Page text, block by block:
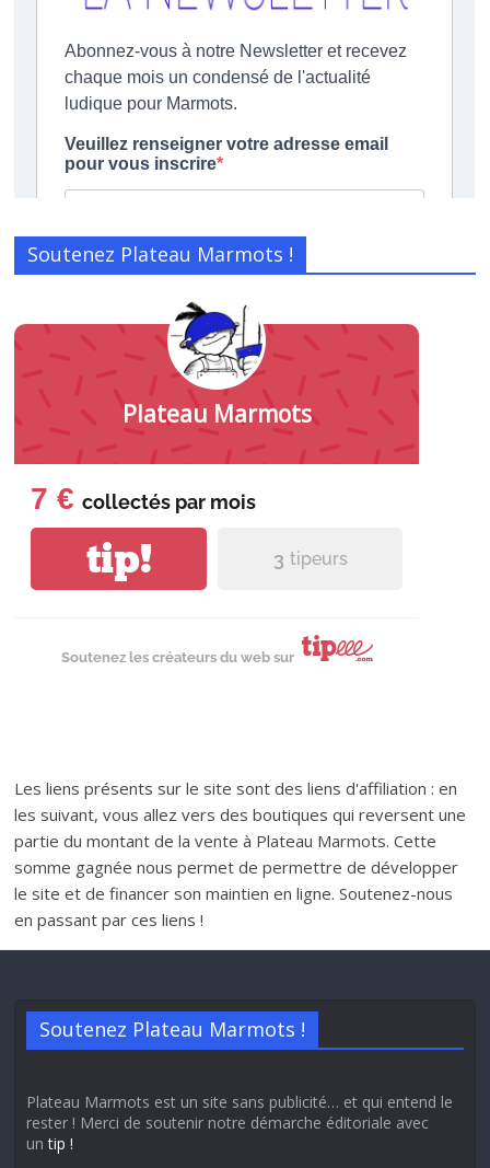
Soutenez Plateau Marmots !
Plateau Marmots
7 € collectés par mois
tip! 3 tipeurs
Soutenez les créateurs du web sur
Les liens présents sur le site sont des liens d'affiliation : en
les suivant, vous allez vers des boutiques qui reversent une
partie du montant de la vente à Plateau Marmots. Cette
somme gagnée nous permet de permettre de développer
le site et de financer son maintien en ligne. Soutenez-nous
en passant par ces liens !
Soutenez Plateau Marmots !
Plateau Marmots est un site sans publicité… et qui entend le
rester ! Merci de soutenir notre démarche éditoriale avec
untip !